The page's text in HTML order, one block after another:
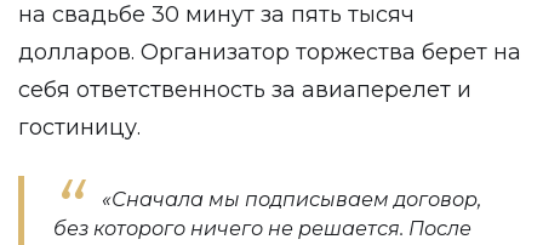
на свадьбе 30 минут за пять тысяч
долларов. Организатор торжества берет на
себя ответственность за авиаперелет и
гостиницу.
«Сначала мы подписываем договор,
без которого ничего не решается. После